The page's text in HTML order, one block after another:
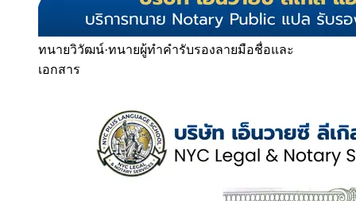
ทนายวิวัฒน์·ทนายผู้ทำคำรับรองลายมือชื่อและ
เอกสาร